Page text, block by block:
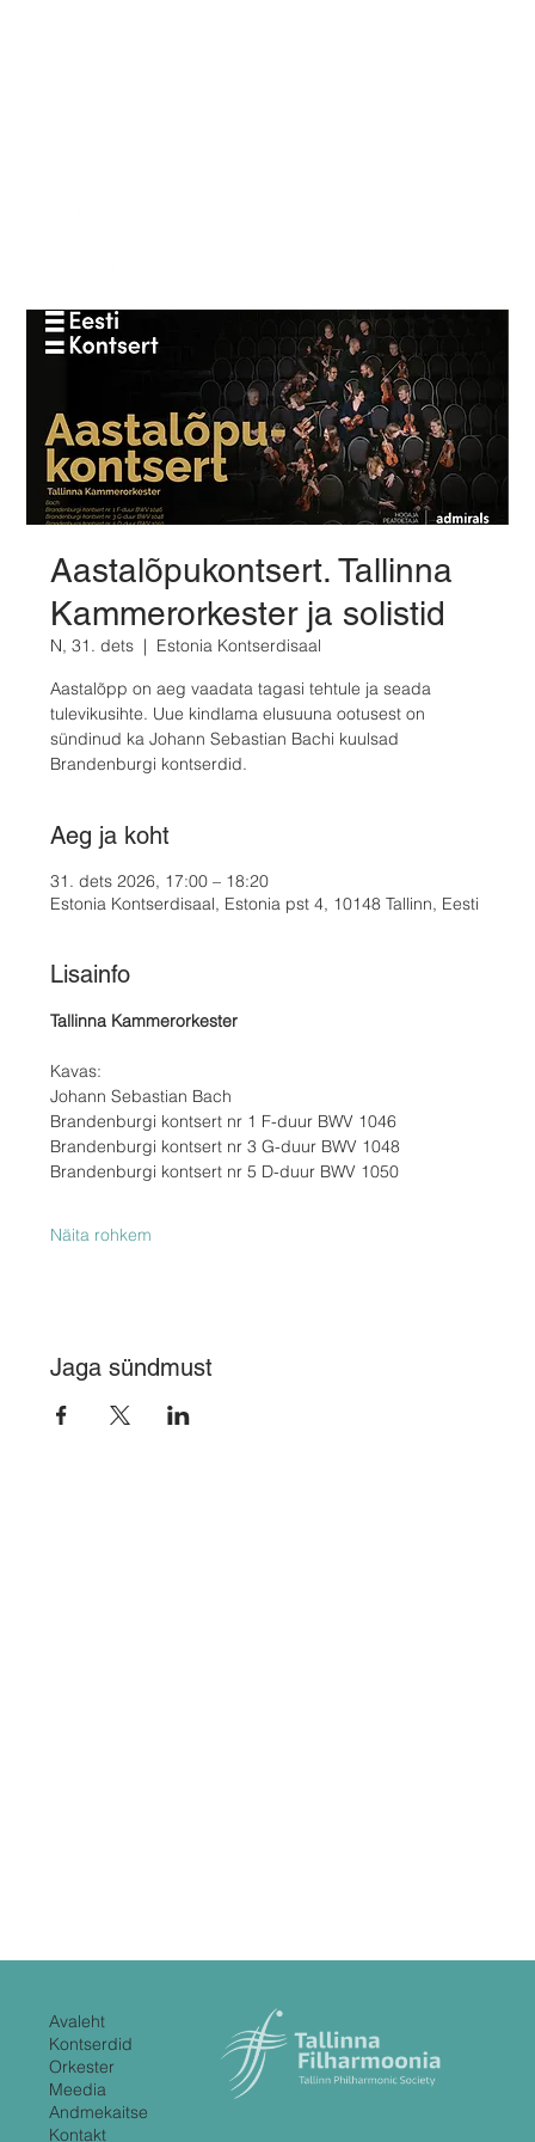
Aastalõpukontsert. Tallinna
Kammerorkester ja solistid
N, 31. dets
  |
Estonia Kontserdisaal
Aastalõpp on aeg vaadata tagasi tehtule ja seada
tulevikusihte. Uue kindlama elusuuna ootusest on
sündinud ka Johann Sebastian Bachi kuulsad
Brandenburgi kontserdid.
Aeg ja koht
31. dets 2026, 17:00 – 18:20
Estonia Kontserdisaal, Estonia pst 4, 10148 Tallinn, Eesti
Lisainfo
Tallinna Kammerorkester
Kavas:
Johann Sebastian Bach
Brandenburgi kontsert nr 1 F-duur BWV 1046
Brandenburgi kontsert nr 3 G-duur BWV 1048
Brandenburgi kontsert nr 5 D-duur BWV 1050
Näita rohkem
Jaga sündmust
Avaleht
Kontserdid
Orkester
Meedia
Andmekaitse
Kontakt